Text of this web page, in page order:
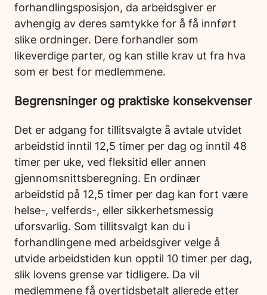
forhandlingsposisjon, da arbeidsgiver er
avhengig av deres samtykke for å få innført
slike ordninger. Dere forhandler som
likeverdige parter, og kan stille krav ut fra hva
som er best for medlemmene.
Begrensninger og praktiske konsekvenser
Det er adgang for tillitsvalgte å avtale utvidet
arbeidstid inntil 12,5 timer per dag og inntil 48
timer per uke, ved fleksitid eller annen
gjennomsnittsberegning. En ordinær
arbeidstid på 12,5 timer per dag kan fort være
helse-, velferds-, eller sikkerhetsmessig
uforsvarlig. Som tillitsvalgt kan du i
forhandlingene med arbeidsgiver velge å
utvide arbeidstiden kun opptil 10 timer per dag,
slik lovens grense var tidligere. Da vil
medlemmene få overtidsbetalt allerede etter